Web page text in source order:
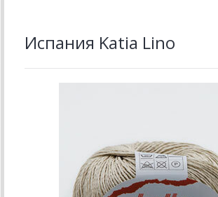
Испания Katia Lino